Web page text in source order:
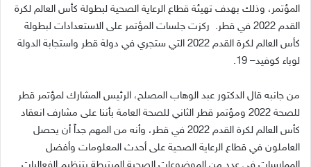
المؤتمر، وذلك بهدف تهيئة قطاع الرعاية الصحية لبطولة كأس العالم لكرة
القدم
في قطر. ركزت جلسات المؤتمر على الاستعدادات لبطولة
كأس العالم لكرة القدم
التي ستجري في دولة قطر واستجابة الدولة
لوباء كوفيد– 19.
من جانبه قال الدكتور عبد الوهاب المصلح، الرئيس المشارك لمؤتمر قطر
للصحة
ومؤتمر قطر الثاني للصحة العامة بأننا على مشارف انعقاد
كأس العالم لكرة القدم
في قطر، وأنه من المهم جداً أن يحصل
العاملون في قطاع الرعاية الصحية على أحدث المعلومات وأفضل